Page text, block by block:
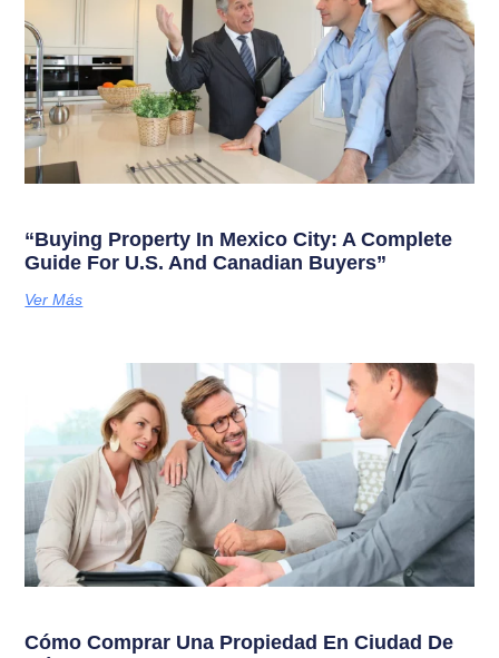
“Buying Property In Mexico City: A Complete
Guide For U.S. And Canadian Buyers”
Ver Más
Cómo Comprar Una Propiedad En Ciudad De